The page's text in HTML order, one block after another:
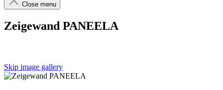
Close menu
Zeigewand PANEELA
Skip image gallery